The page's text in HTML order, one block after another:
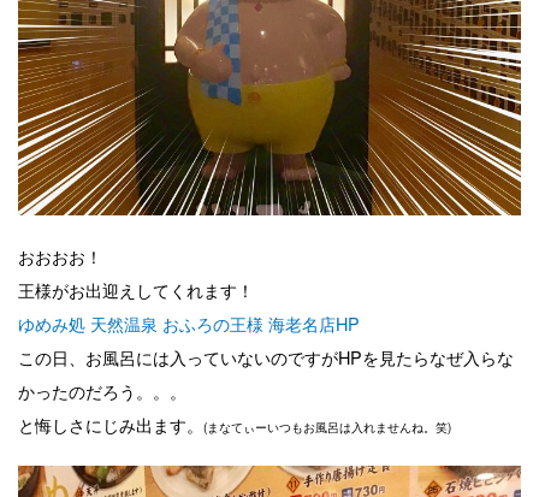
おおおお！
王様がお出迎えしてくれます！
ゆめみ処 天然温泉 おふろの王様 海老名店HP
この日、お風呂には入っていないのですがHPを見たらなぜ入らな
かったのだろう。。。
と悔しさにじみ出ます。
(まなてぃーいつもお風呂は入れませんね。笑)